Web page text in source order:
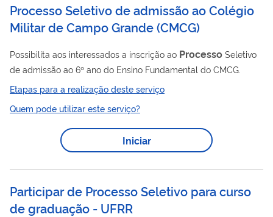
Processo Seletivo de admissão ao Colégio
Militar de Campo Grande(CMCG)
Possibilita aos interessados a inscrição ao Processo Seletivo
de admissão ao 6º ano do Ensino Fundamental do CMCG.
Etapas para a realização deste serviço
Quem pode utilizar este serviço?
Iniciar
Participar de Processo Seletivo para curso
de graduação - UFRR